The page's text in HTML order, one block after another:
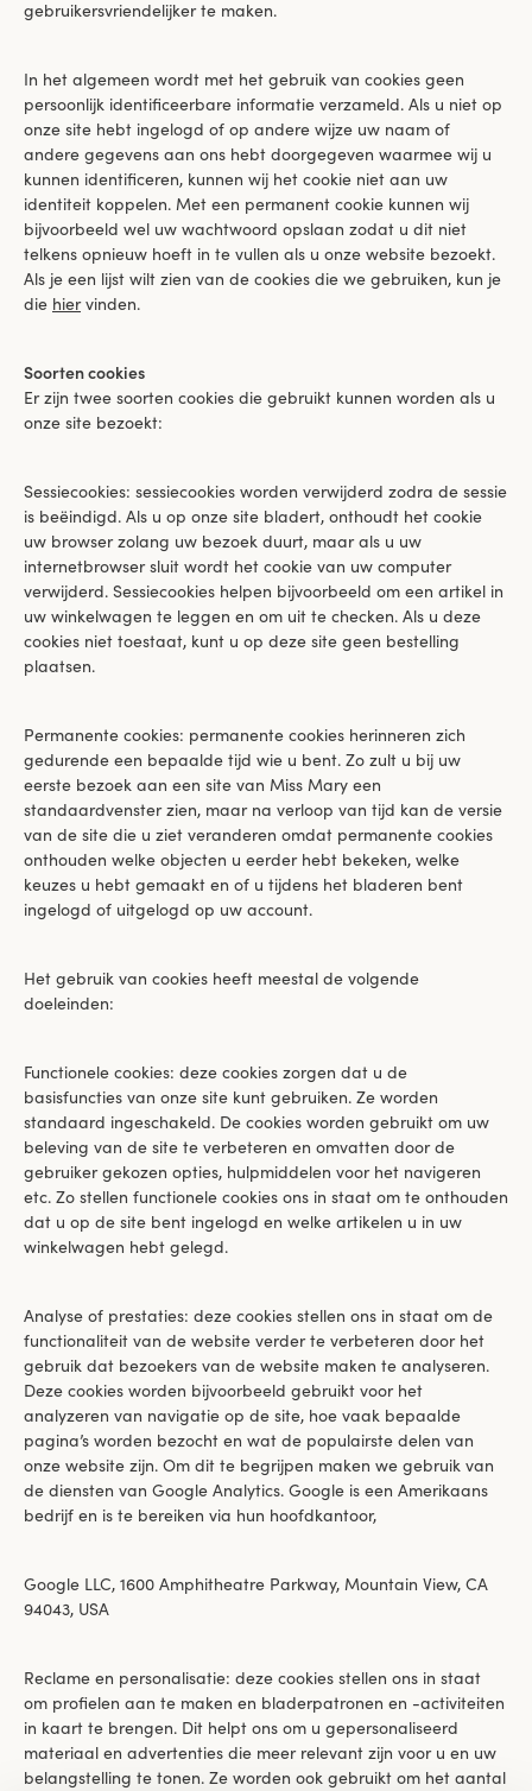
gebruikersvriendelijker te maken.
In het algemeen wordt met het gebruik van cookies geen
persoonlijk identificeerbare informatie verzameld. Als u niet op
onze site hebt ingelogd of op andere wijze uw naam of
andere gegevens aan ons hebt doorgegeven waarmee wij u
kunnen identificeren, kunnen wij het cookie niet aan uw
identiteit koppelen. Met een permanent cookie kunnen wij
bijvoorbeeld wel uw wachtwoord opslaan zodat u dit niet
telkens opnieuw hoeft in te vullen als u onze website bezoekt.
Als je een lijst wilt zien van de cookies die we gebruiken, kun je
die hiervinden.
Soorten cookies
Er zijn twee soorten cookies die gebruikt kunnen worden als u
onze site bezoekt:
Sessiecookies: sessiecookies worden verwijderd zodra de sessie
is beëindigd. Als u op onze site bladert, onthoudt het cookie
uw browser zolang uw bezoek duurt, maar als u uw
internetbrowser sluit wordt het cookie van uw computer
verwijderd. Sessiecookies helpen bijvoorbeeld om een artikel in
uw winkelwagen te leggen en om uit te checken. Als u deze
cookies niet toestaat, kunt u op deze site geen bestelling
plaatsen.
Permanente cookies: permanente cookies herinneren zich
gedurende een bepaalde tijd wie u bent. Zo zult u bij uw
eerste bezoek aan een site van Miss Mary een
standaardvenster zien, maar na verloop van tijd kan de versie
van de site die u ziet veranderen omdat permanente cookies
onthouden welke objecten u eerder hebt bekeken, welke
keuzes u hebt gemaakt en of u tijdens het bladeren bent
ingelogd of uitgelogd op uw account.
Het gebruik van cookies heeft meestal de volgende
doeleinden:
Functionele cookies: deze cookies zorgen dat u de
basisfuncties van onze site kunt gebruiken. Ze worden
standaard ingeschakeld. De cookies worden gebruikt om uw
beleving van de site te verbeteren en omvatten door de
gebruiker gekozen opties, hulpmiddelen voor het navigeren
etc. Zo stellen functionele cookies ons in staat om te onthouden
dat u op de site bent ingelogd en welke artikelen u in uw
winkelwagen hebt gelegd.
Analyse of prestaties: deze cookies stellen ons in staat om de
functionaliteit van de website verder te verbeteren door het
gebruik dat bezoekers van de website maken te analyseren.
Deze cookies worden bijvoorbeeld gebruikt voor het
analyzeren van navigatie op de site, hoe vaak bepaalde
pagina’s worden bezocht en wat de populairste delen van
onze website zijn. Om dit te begrijpen maken we gebruik van
de diensten van Google Analytics. Google is een Amerikaans
bedrijf en is te bereiken via hun hoofdkantoor,
Google LLC, 1600 Amphitheatre Parkway, Mountain View, CA
94043, USA
Reclame en personalisatie: deze cookies stellen ons in staat
om profielen aan te maken en bladerpatronen en -activiteiten
in kaart te brengen. Dit helpt ons om u gepersonaliseerd
materiaal en advertenties die meer relevant zijn voor u en uw
belangstelling te tonen. Ze worden ook gebruikt om het aantal